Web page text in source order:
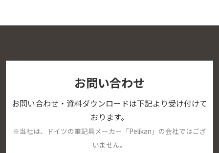
お問い合わせ
お問い合わせ・資料ダウンロードは下記より受け付けて
おります。
※当社は、ドイツの筆記具メーカー「Pelikan」の会社ではござ
いません。